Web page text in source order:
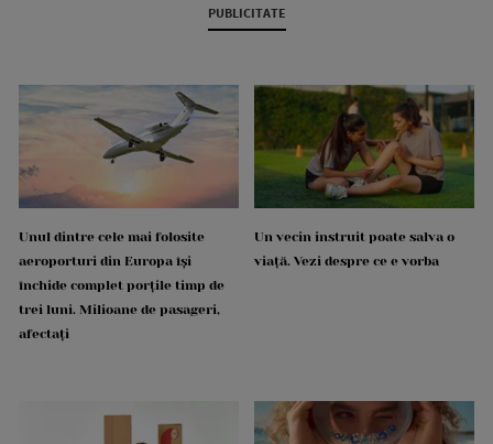
PUBLICITATE
Unul dintre cele mai folosite
aeroporturi din Europa își
închide complet porțile timp de
trei luni. Milioane de pasageri,
afectați
Un vecin instruit poate salva o
viață. Vezi despre ce e vorba